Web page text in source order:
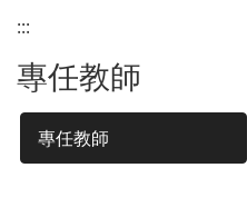
:::
專任教師
專任教師